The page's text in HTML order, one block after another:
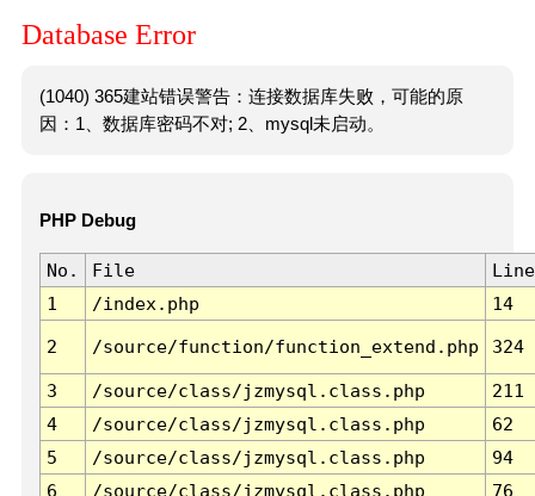
Database Error
(1040) 365建站错误警告：连接数据库失败，可能的原
因：1、数据库密码不对; 2、mysql未启动。
PHP Debug
No. File
Line
1
/index.php 14
2 /source/function/function_extend.php 324
3 /source/class/jzmysql.class.php
211
4
/source/class/jzmysql.class.php
62
5
/source/class/jzmysql.class.php
94
6
/source/class/jzmysql.class.php 76